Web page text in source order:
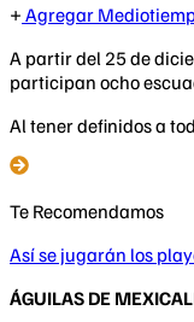
Agregar
A partir del 25 de
participan ocho
Al tener definidos a
Te Recomendamos
Así se jugarán los
ÁGUILAS DE